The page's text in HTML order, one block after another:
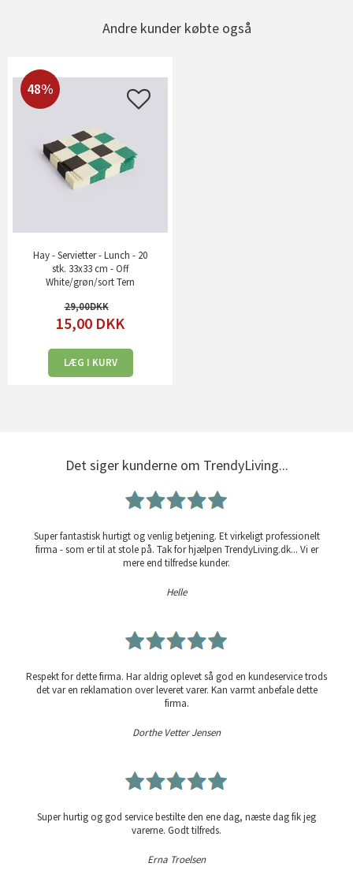
Andre kunder købte også
48%
Hay - Servietter - Lunch - 20
stk. 33x33 cm - Off
White/grøn/sort Tern
29,00
15,00 DKK
LÆG I KURV
Det siger kunderne om TrendyLiving...
Super fantastisk hurtigt og venlig betjening. Et virkeligt professionelt
firma - som er til at stole på. Tak for hjælpen TrendyLiving.dk... Vi er
mere end tilfredse kunder.
Helle
Respekt for dette firma. Har aldrig oplevet så god en kundeservice trods
det var en reklamation over leveret varer. Kan varmt anbefale dette
firma.
Dorthe Vetter Jensen
Super hurtig og god service bestilte den ene dag, næste dag fik jeg
varerne. Godt tilfreds.
Erna Troelsen